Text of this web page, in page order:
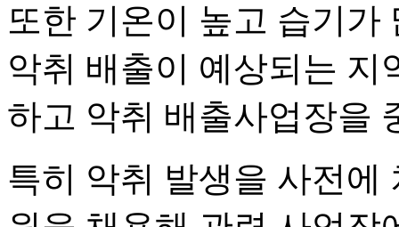
또한 기온이 높고 습기가
악취 배출이 예상되는 지
하고 악취 배출사업장을
특히 악취 발생을 사전에